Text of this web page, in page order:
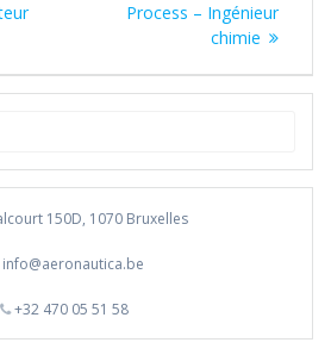
post:
Process – Ingénieur
chimie
150D, 1070 Bruxelles
info@aeronautica.be
+32 470 05 51 58